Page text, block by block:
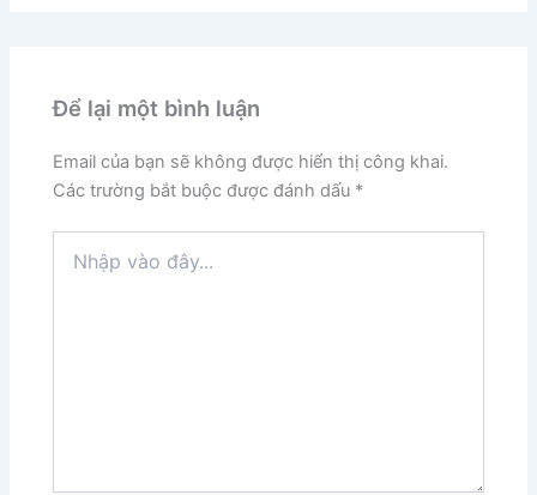
Để lại một bình luận
Email của bạn sẽ không được hiển thị công khai.
Các trường bắt buộc được đánh dấu *
vào